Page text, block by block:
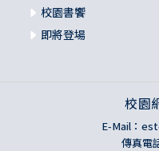
校園書饗
即將登場
校園
E-Mail：
傳真電